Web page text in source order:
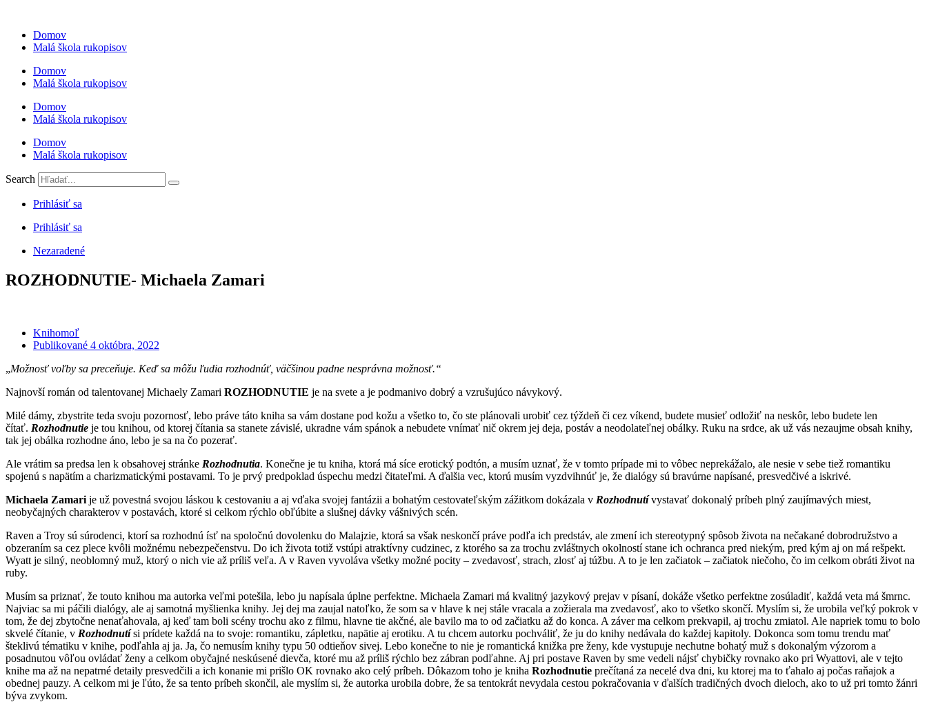
obsah
Domov
Malá škola rukopisov
Domov
Malá škola rukopisov
Domov
Malá škola rukopisov
Domov
Malá škola rukopisov
Search
Prihlásiť sa
Prihlásiť sa
Nezaradené
ROZHODNUTIE- Michaela Zamari
Knihomoľ
Publikované 4 októbra, 2022
„Možnosť voľby sa preceňuje. Keď sa môžu ľudia rozhodnúť, väčšinou padne nesprávna možnosť.“
Najnovší román od talentovanej Michaely Zamari ROZHODNUTIE je na svete a je podmanivo dobrý a vzrušujúco návykový.
Milé dámy, zbystrite teda svoju pozornosť, lebo práve táto kniha sa vám dostane pod kožu a všetko to, čo ste plánovali urobiť cez týždeň či cez víkend, budete musieť odložiť na neskôr, lebo budete len
čítať. Rozhodnutie je tou knihou, od ktorej čítania sa stanete závislé, ukradne vám spánok a nebudete vnímať nič okrem jej deja, postáv a neodolateľnej obálky. Ruku na srdce, ak už vás nezaujme obsah knihy,
tak jej obálka rozhodne áno, lebo je sa na čo pozerať.
Ale vrátim sa predsa len k obsahovej stránke Rozhodnutia. Konečne je tu kniha, ktorá má síce erotický podtón, a musím uznať, že v tomto prípade mi to vôbec neprekážalo, ale nesie v sebe tiež romantiku
spojenú s napätím a charizmatickými postavami. To je prvý predpoklad úspechu medzi čitateľmi. A ďalšia vec, ktorú musím vyzdvihnúť je, že dialógy sú bravúrne napísané, presvedčivé a iskrivé.
Michaela Zamari je už povestná svojou láskou k cestovaniu a aj vďaka svojej fantázii a bohatým cestovateľským zážitkom dokázala v Rozhodnutívystavať dokonalý príbeh plný zaujímavých miest,
neobyčajných charakterov v postavách, ktoré si celkom rýchlo obľúbite a slušnej dávky vášnivých scén.
Raven a Troy sú súrodenci, ktorí sa rozhodnú ísť na spoločnú dovolenku do Malajzie, ktorá sa však neskončí práve podľa ich predstáv, ale zmení ich stereotypný spôsob života na nečakané dobrodružstvo a
obzeraním sa cez plece kvôli možnému nebezpečenstvu. Do ich života totiž vstúpi atraktívny cudzinec, z ktorého sa za trochu zvláštnych okolností stane ich ochranca pred niekým, pred kým aj on má rešpekt.
Wyatt je silný, neoblomný muž, ktorý o nich vie až príliš veľa. A v Raven vyvoláva všetky možné pocity – zvedavosť, strach, zlosť aj túžbu. A to je len začiatok – začiatok niečoho, čo im celkom obráti život na
ruby.
Musím sa priznať, že touto knihou ma autorka veľmi potešila, lebo ju napísala úplne perfektne. Michaela Zamari má kvalitný jazykový prejav v písaní, dokáže všetko perfektne zosúladiť, každá veta má šmrnc.
Najviac sa mi páčili dialógy, ale aj samotná myšlienka knihy. Jej dej ma zaujal natoľko, že som sa v hlave k nej stále vracala a zožierala ma zvedavosť, ako to všetko skončí. Myslím si, že urobila veľký pokrok v
tom, že dej zbytočne nenaťahovala, aj keď tam boli scény trochu ako z filmu, hlavne tie akčné, ale bavilo ma to od začiatku až do konca. A záver ma celkom prekvapil, aj trochu zmiatol. Ale napriek tomu to bolo
skvelé čítanie, v Rozhodnutísi prídete každá na to svoje: romantiku, zápletku, napätie aj erotiku. A tu chcem autorku pochváliť, že ju do knihy nedávala do každej kapitoly. Dokonca som tomu trendu mať
šteklivú tématiku v knihe, podľahla aj ja. Ja, čo nemusím knihy typu 50 odtieňov sivej. Lebo konečne to nie je romantická knižka pre ženy, kde vystupuje nechutne bohatý muž s dokonalým výzorom a
posadnutou vôľou ovládať ženy a celkom obyčajné neskúsené dievča, ktoré mu až príliš rýchlo bez zábran podľahne. Aj pri postave Raven by sme vedeli nájsť chybičky rovnako ako pri Wyattovi, ale v tejto
knihe ma až na nepatrné detaily presvedčili a ich konanie mi prišlo OK rovnako ako celý príbeh. Dôkazom toho je kniha Rozhodnutie prečítaná za necelé dva dni, ku ktorej ma to ťahalo aj počas raňajok a
obednej pauzy. A celkom mi je ľúto, že sa tento príbeh skončil, ale myslím si, že autorka urobila dobre, že sa tentokrát nevydala cestou pokračovania v ďalších tradičných dvoch dieloch, ako to už pri tomto žánri
býva zvykom.